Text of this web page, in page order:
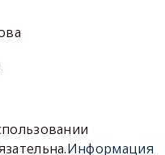
Информация